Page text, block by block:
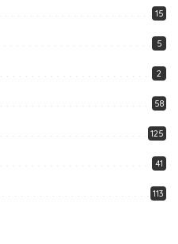
15
5
2
58
125
41
113